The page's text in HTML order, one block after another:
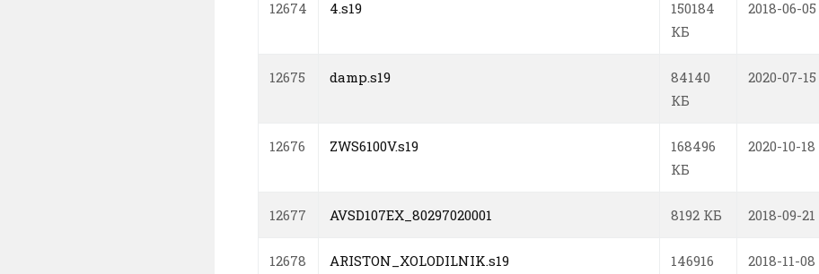
12674 4.s19
150184
КБ
2018-06-05
12675 damp.s19
84140
КБ
2020-07-15
12676 ZWS6100V.s19
168496
КБ
2020-10-18
12677 AVSD107EX_80297020001 8192 КБ 2018-09-21
12678 ARISTON_XOLODILNIK.s19
146916
2018-11-08